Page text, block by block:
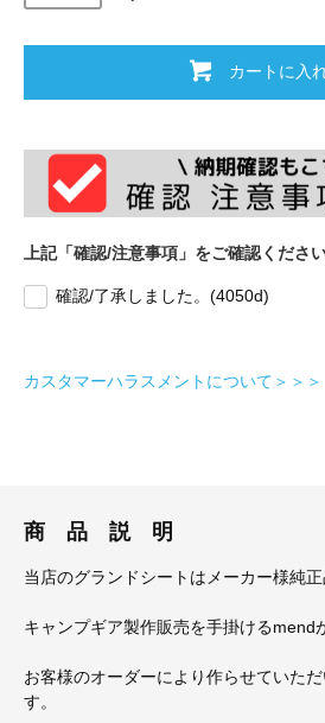
カートに入
上記「確認/注意事項」をご確認ください
確認/了承しました。(4050d)
カスタマーハラスメントについて＞＞＞
商 品 説 明
当店のグランドシートはメーカー様純正
キャンプギア製作販売を手掛けるmend
お客様のオーダーにより作らせていた
す。